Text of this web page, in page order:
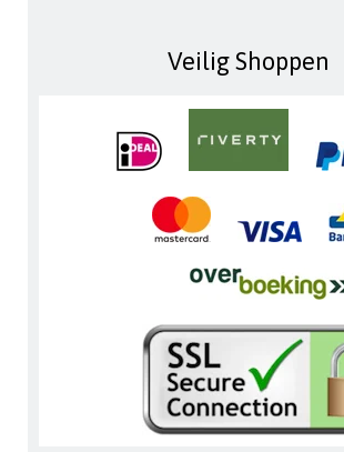
Veilig Shoppen